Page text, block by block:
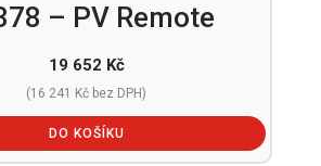
– PV Remote
19 652 Kč
(16 241 Kč bez DPH)
DO KOŠÍKU